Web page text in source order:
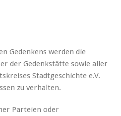
Gedenkens werden die
der Gedenkstätte sowie aller
Stadtgeschichte e.V.
zu verhalten.
Parteien oder